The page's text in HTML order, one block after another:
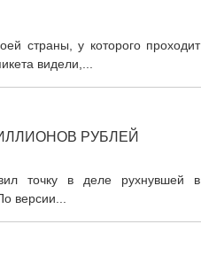
страны, у которого проходит
видели,...
РУБЛЕЙ
точку в деле рухнувшей в
версии...